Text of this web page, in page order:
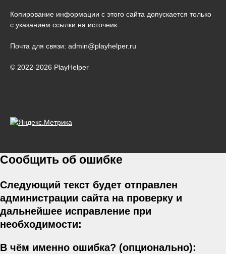
Копирование информации с этого сайта допускается только
с указанием ссылки на источник.
Почта для связи: admin@playhelper.ru
© 2022-2026 PlayHelper
Сообщить об ошибке
Следующий текст будет отправлен
администрации сайта на проверку и
дальнейшее исправление при
необходимости:
В чём именно ошибка? (опционально):